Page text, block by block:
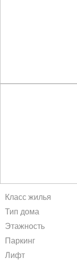
Класс жилья
Тип дома
Этажность
Паркинг
Лифт